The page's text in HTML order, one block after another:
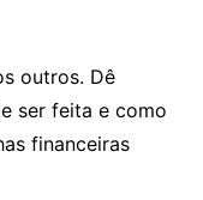
outros. Dê
ser feita e como
financeiras